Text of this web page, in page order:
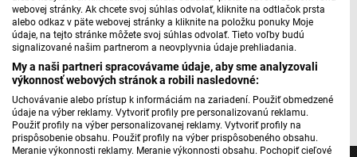
webovej stránky. Ak chcete svoj súhlas odvolať, kliknite na odtlačok prsta
alebo odkaz v päte webovej stránky a kliknite na položku ponuky Moje
údaje, na tejto stránke môžete svoj súhlas odvolať. Tieto voľby budú
signalizované našim partnerom a neovplyvnia údaje prehliadania.
My a naši partneri spracovávame údaje, aby sme analyzovali
výkonnosť webových stránok a robili nasledovné:
Uchovávanie alebo prístup k informáciám na zariadení. Použiť obmedzené
údaje na výber reklamy. Vytvoriť profily pre personalizovanú reklamu.
Použiť profily na výber personalizovanej reklamy. Vytvoriť profily na
prispôsobenie obsahu. Použiť profily na výber prispôsobeného obsahu.
Meranie výkonnosti reklamy. Meranie výkonnosti obsahu. Pochopiť cieľové
Foto: STVR